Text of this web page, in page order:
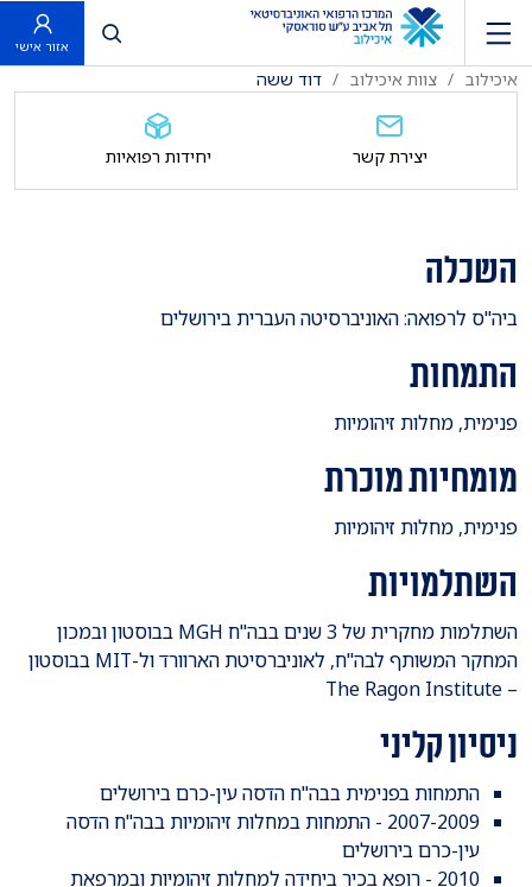
פתח חיפוש
אזור אישי
איכילוב צוות איכילוב דוד ששה
השכלה
ביה"ס לרפואה: האוניברסיטה העברית בירושלים
התמחות
פנימית, מחלות זיהומיות
מומחיות מוכרת
פנימית, מחלות זיהומיות
השתלמויות
השתלמות מחקרית של 3 שנים בבה"ח MGH בבוסטון ובמכון
המחקר המשותף לבה"ח, לאוניברסיטת הארוורד ול-MIT בבוסטון
– The Ragon Institute
ניסיון קליני
התמחות בפנימית בבה"ח הדסה עין-כרם בירושלים
2007-2009 - התמחות במחלות זיהומיות בבה"ח הדסה
עין-כרם בירושלים
2010 - רופא בכיר ביחידה למחלות זיהומיות ובמרפאת
יצירת קשר יחידות רפואיות